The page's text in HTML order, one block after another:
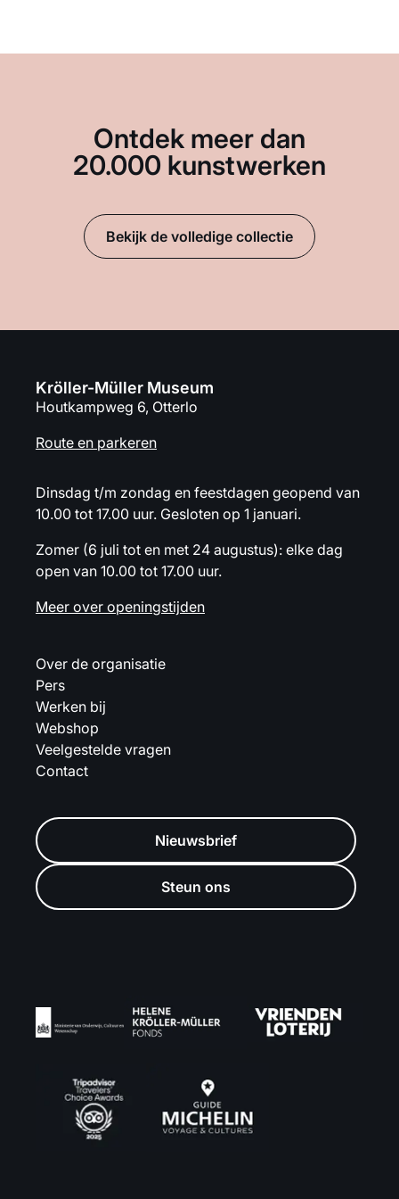
Ontdek meer dan
20.000 kunstwerken
Bekijk de volledige collectie
Kröller-Müller Museum
Houtkampweg 6, Otterlo
Route en parkeren
Dinsdag t/m zondag en feestdagen geopend van
10.00 tot 17.00 uur. Gesloten op 1 januari.
Zomer (6 juli tot en met 24 augustus): elke dag
open van 10.00 tot 17.00 uur.
Meer over openingstijden
Over de organisatie
Pers
Werken bij
Webshop
Veelgestelde vragen
Contact
Nieuwsbrief
Steun ons